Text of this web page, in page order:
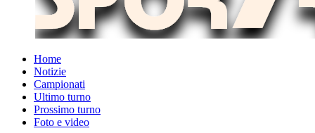
Home
Notizie
Campionati
Ultimo turno
Prossimo turno
Foto e video